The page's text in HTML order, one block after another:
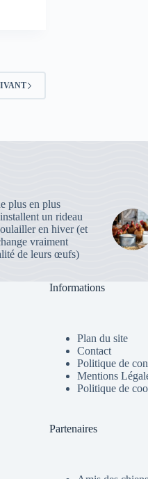
plus en plus
un rideau
en hiver (et
vraiment
de leurs œufs)
Informations
Plan du site
Contact
Politique de
Mentions
Politique de
Partenaires